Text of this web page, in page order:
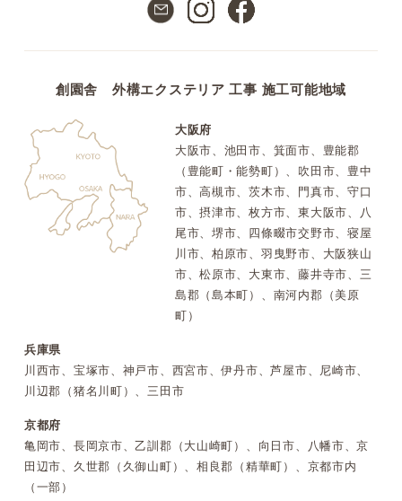
創園舎 外構エクステリア 工事 施工可能地域
大阪府
大阪市、池田市、箕面市、豊能郡
（豊能町・能勢町）、吹田市、豊中
市、高槻市、茨木市、門真市、守口
市、摂津市、枚方市、東大阪市、八
尾市、堺市、四條畷市交野市、寝屋
川市、柏原市、羽曳野市、大阪狭山
市、松原市、大東市、藤井寺市、三
島郡（島本町）、南河内郡（美原
町）
兵庫県
川西市、宝塚市、神戸市、西宮市、伊丹市、芦屋市、尼崎市、
川辺郡（猪名川町）、三田市
京都府
亀岡市、長岡京市、乙訓郡（大山崎町）、向日市、八幡市、京
田辺市、久世郡（久御山町）、相良郡（精華町）、京都市内
（一部）